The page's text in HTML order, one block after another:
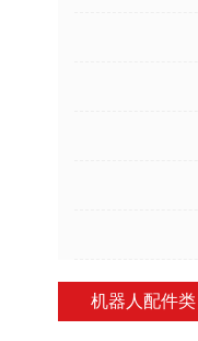
机器人配件类